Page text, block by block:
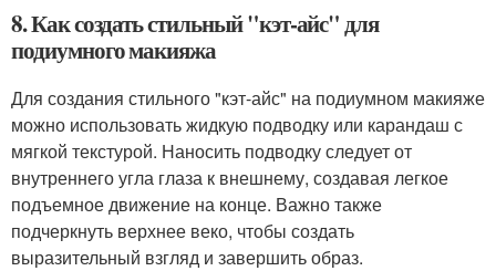
8. Как создать стильный "кэт-айс" для
подиумного макияжа
Для создания стильного "кэт-айс" на подиумном макияже
можно использовать жидкую подводку или карандаш с
мягкой текстурой. Наносить подводку следует от
внутреннего угла глаза к внешнему, создавая легкое
подъемное движение на конце. Важно также
подчеркнуть верхнее веко, чтобы создать
выразительный взгляд и завершить образ.